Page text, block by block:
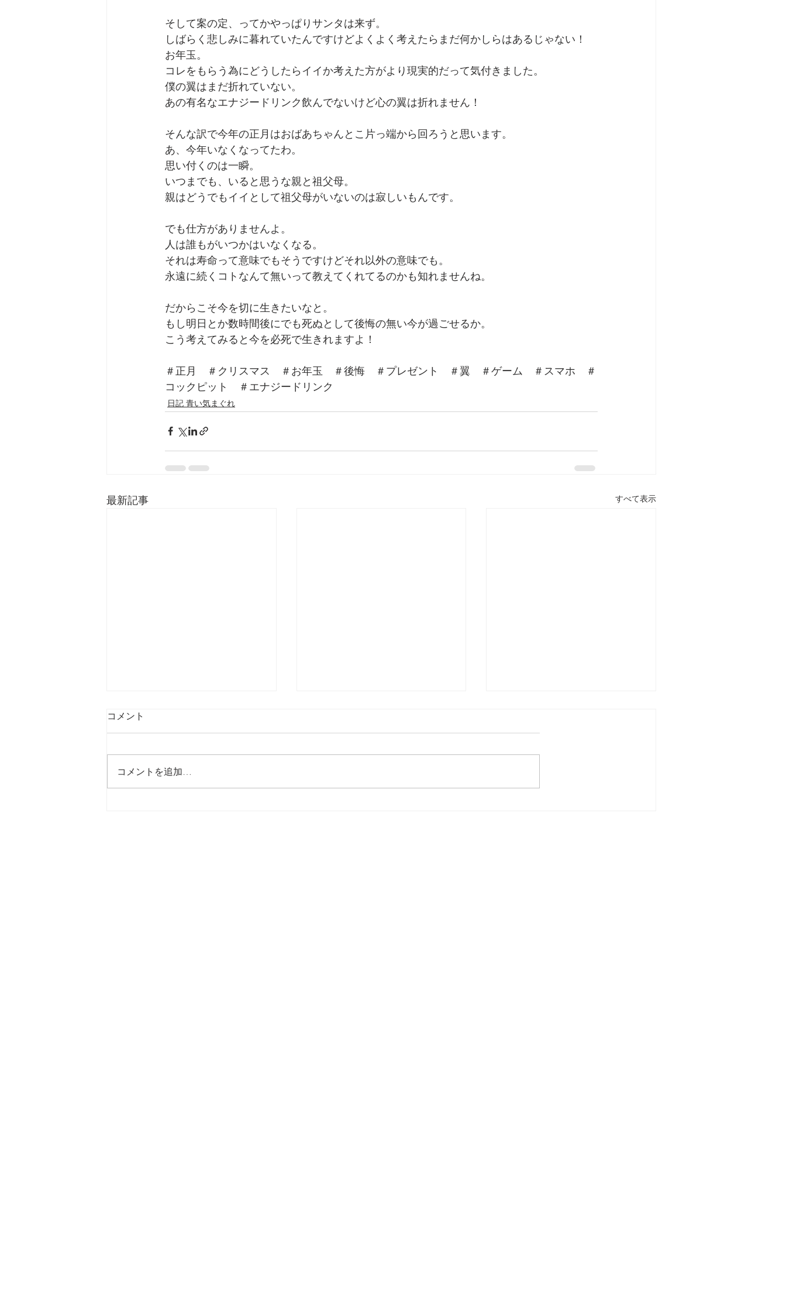
そして案の定、ってかやっぱりサンタは来ず。
しばらく悲しみに暮れていたんですけどよくよく考えたらまだ何かしらはあるじゃない！
お年玉。
コレをもらう為にどうしたらイイか考えた方がより現実的だって気付きました。
僕の翼はまだ折れていない。
あの有名なエナジードリンク飲んでないけど心の翼は折れません！
そんな訳で今年の正月はおばあちゃんとこ片っ端から回ろうと思います。
あ、今年いなくなってたわ。
思い付くのは一瞬。
いつまでも、いると思うな親と祖父母。
親はどうでもイイとして祖父母がいないのは寂しいもんです。
でも仕方がありませんよ。
人は誰もがいつかはいなくなる。
それは寿命って意味でもそうですけどそれ以外の意味でも。
永遠に続くコトなんて無いって教えてくれてるのかも知れませんね。
だからこそ今を切に生きたいなと。
もし明日とか数時間後にでも死ぬとして後悔の無い今が過ごせるか。
こう考えてみると今を必死で生きれますよ！
＃正月　＃クリスマス　＃お年玉　＃後悔　＃プレゼント　＃翼　＃ゲーム　＃スマホ　＃
コックピット　＃エナジードリンク
日記 青い気まぐれ
最新記事 すべて表示
最後の日記です
コメント
コメントを追加…